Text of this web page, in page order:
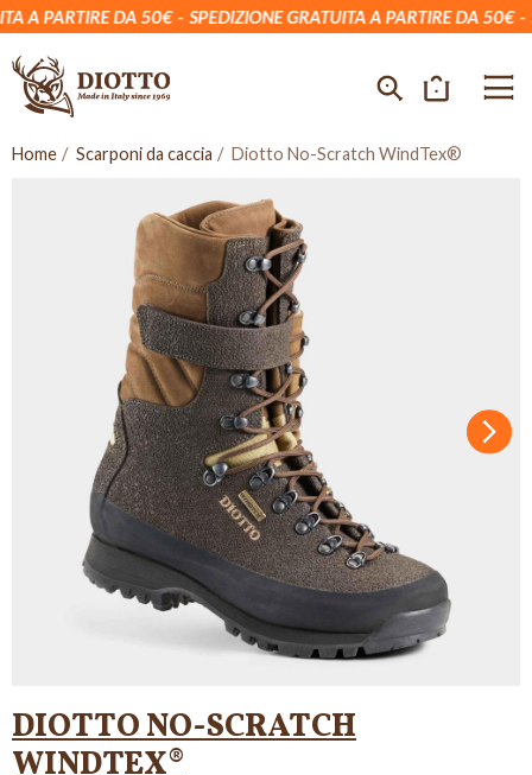
A PARTIRE DA 50€ SPEDIZIONE GRATUITA A PARTIRE DA 50€
Home Scarponi da caccia Diotto No-Scratch WindTex®
DIOTTO NO-SCRATCH
WINDTEX®